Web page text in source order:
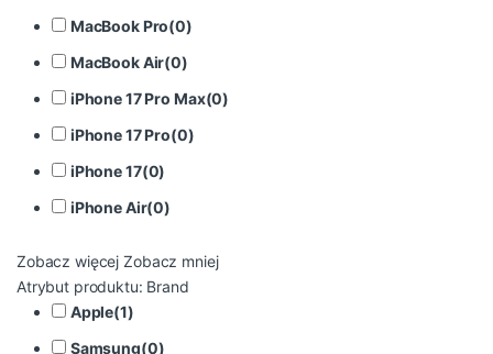
MacBook Pro(0)
MacBook Air(0)
iPhone 17 Pro Max(0)
iPhone 17 Pro(0)
iPhone 17(0)
iPhone Air(0)
Zobacz więcej Zobacz mniej
Atrybut produktu: Brand
Apple(1)
Samsung(0)